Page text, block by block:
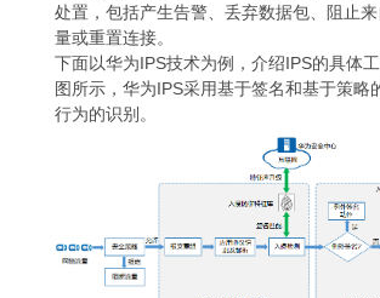
处置，包括产生告警、丢弃数据包、阻止
量或重置连接。
下面以华为IPS技术为例，介绍IPS的具体
图所示，华为IPS采用基于签名和基于策略
行为的识别。